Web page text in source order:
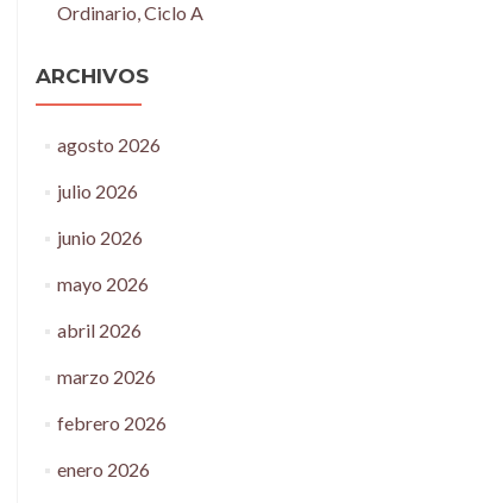
Ordinario, Ciclo A
ARCHIVOS
agosto 2026
julio 2026
junio 2026
mayo 2026
abril 2026
marzo 2026
febrero 2026
enero 2026